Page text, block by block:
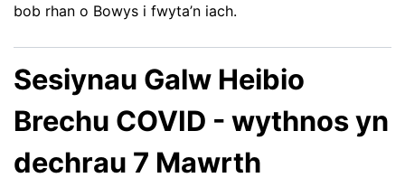
bob rhan o Bowys i fwyta’n iach.
Sesiynau Galw Heibio
Brechu COVID - wythnos yn
dechrau 7 Mawrth